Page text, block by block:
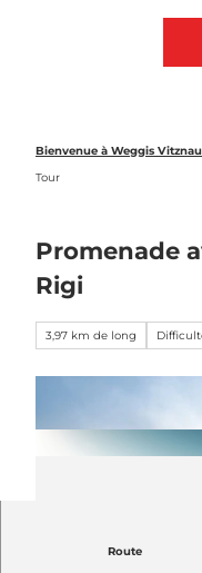
Bienvenue à Weggis
Tour
Promenade
Rigi
3,97 km de long
Route